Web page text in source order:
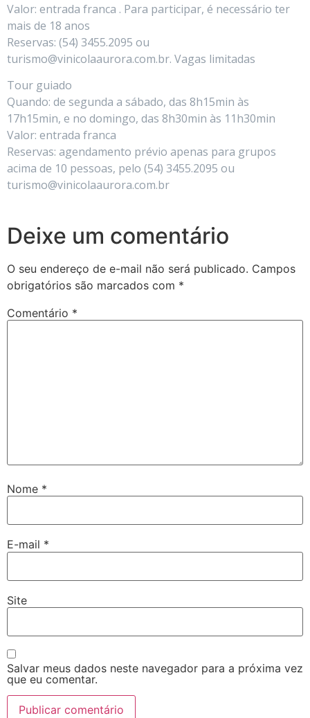
Valor: entrada franca . Para participar, é necessário ter
mais de 18 anos
Reservas: (54) 3455.2095 ou
turismo@vinicolaaurora.com.br. Vagas limitadas
Tour guiado
Quando: de segunda a sábado, das 8h15min às
17h15min, e no domingo, das 8h30min às 11h30min
Valor: entrada franca
Reservas: agendamento prévio apenas para grupos
acima de 10 pessoas, pelo (54) 3455.2095 ou
turismo@vinicolaaurora.com.br
Deixe um comentário
O seu endereço de e-mail não será publicado. Campos
obrigatórios são marcados com *
Comentário *
Nome *
E-mail *
Site
Salvar meus dados neste navegador para a próxima vez
que eu comentar.